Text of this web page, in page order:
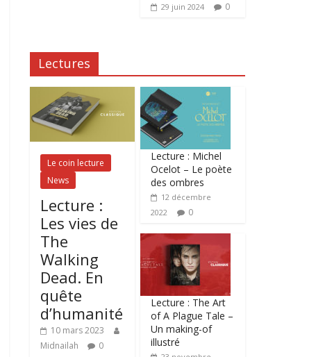
29 juin 2024 0
Lectures
Le coin lecture
News
Lecture :
Les vies de
The
Walking
Dead. En
quête
d’humanité
10 mars 2023
Midnailah
0
Lecture : Michel
Ocelot – Le poète
des ombres
12 décembre
2022
0
Lecture : The Art
of A Plague Tale –
Un making-of
illustré